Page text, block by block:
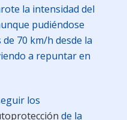
la intensidad del
pudiéndose
70 km/h desde la
a repuntar en
los
de la